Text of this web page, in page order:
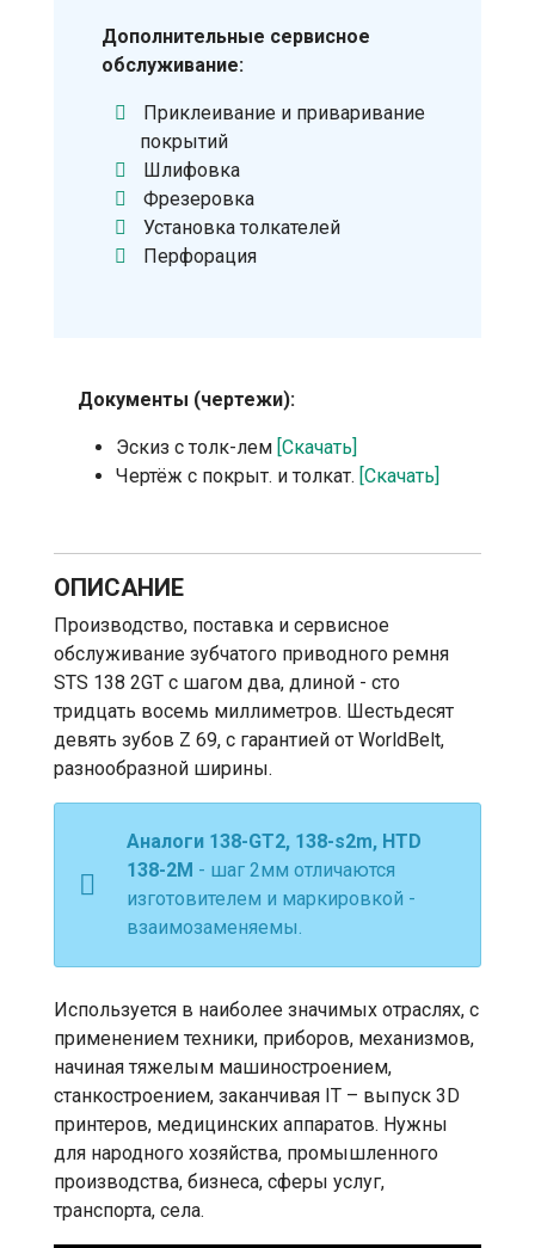
Дополнительные сервисное
обслуживание:
Приклеивание и приваривание
покрытий
Шлифовка
Фрезеровка
Установка толкателей
Перфорация
Документы (чертежи):
Эскиз с толк-лем [Скачать]
Чертёж с покрыт. и толкат. [Скачать]
ОПИСАНИЕ
Производство, поставка и сервисное
обслуживание зубчатого приводного ремня
STS 138 2GT с шагом два, длиной - сто
тридцать восемь миллиметров. Шестьдесят
девять зубов Z 69, с гарантией от WorldBelt,
разнообразной ширины.
Аналоги 138-GT2, 138-s2m, HTD
138-2М - шаг 2мм отличаются
изготовителем и маркировкой -
взаимозаменяемы.
Используется в наиболее значимых отраслях, с
применением техники, приборов, механизмов,
начиная тяжелым машиностроением,
станкостроением, заканчивая IT – выпуск 3D
принтеров, медицинских аппаратов. Нужны
для народного хозяйства, промышленного
производства, бизнеса, сферы услуг,
транспорта, села.